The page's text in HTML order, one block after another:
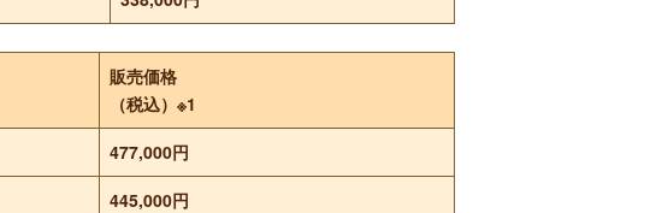
販売価格
（税込）※1
477,000円
445,000円